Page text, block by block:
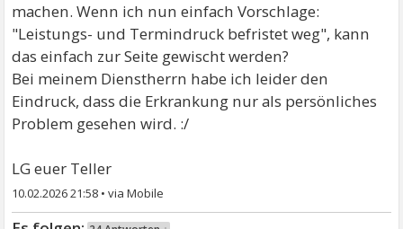
machen. Wenn ich nun einfach Vorschlage:
"Leistungs- und Termindruck befristet weg", kann
das einfach zur Seite gewischt werden?
Bei meinem Dienstherrn habe ich leider den
Eindruck, dass die Erkrankung nur als persönliches
Problem gesehen wird. :/
LG euer Teller
10.02.2026 21:58 •